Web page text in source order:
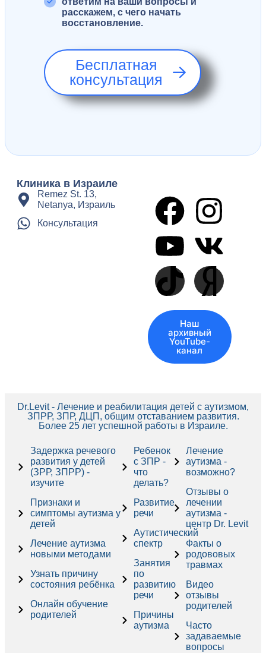
расскажем, с чего начать
восстановление.
Бесплатная
консультация
Клиника в Израиле
Remez St. 13,
Netanya, Израиль
Консультация
Наш
архивный
YouTube-
канал
Dr.Levit - Лечение и реабилитация детей с аутизмом,
ЗПРР, ЗПР, ДЦП, общим отставанием развития.
Более 25 лет успешной работы в Израиле.
Задержка речевого
развития у детей
(ЗРР, ЗПРР) -
изучите
Признаки и
симптомы аутизма у
детей
Лечение аутизма
новыми методами
Узнать причину
состояния ребёнка
Онлайн обучение
родителей
Ребенок
с ЗПР -
что
делать?
Развитие
речи
Аутистический
спектр
Занятия
по
развитию
речи
Причины
аутизма
Лечение
аутизма -
возможно?
Отзывы о
лечении
аутизма -
центр Dr. Levit
Факты о
родововых
травмах
Видео
отзывы
родителей
Часто
задаваемые
вопросы